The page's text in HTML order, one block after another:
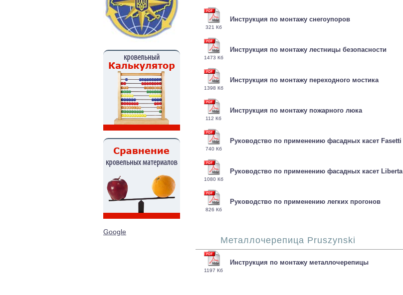
Google
321 Кб
Инструкция по монтажу снегоупоров
1473 Кб
Инструкция по монтажу лестницы безопасности
1398 Кб
Инструкция по монтажу переходного мостика
112 Кб
Инструкция по монтажу пожарного люка
740 Кб
Руководство по применению фасадных касет Fasetti
1080 Кб
Руководство по применению фасадных касет Liberta
826 Кб
Руководство по применению легких прогонов
Металлочерепица Pruszynski
1197 Кб
Инструкция по монтажу металлочерепицы